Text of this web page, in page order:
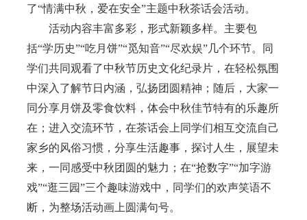
了“情满中秋，爱在安全”主题中秋茶话会活动。
活动内容丰富多彩，形式新颖多样。主要包
括“学历史”“吃月饼”“觅知音”“尽欢娱”几个环节。同
学们共同观看了中秋节历史文化纪录片 ， 在轻松氛围
中深入了解节日内涵，弘扬团圆精神；随后，大家一
同分享月饼及零食饮料，体会中秋佳节特有的乐趣所
在；进入交流环节，在茶话会上同学们相互交流自己
家乡的风俗习惯，分享生活趣事，探讨人生，展望未
来，一同感受中秋团圆的魅力；在“抢数字”“加字游
戏”“逛三园”三个趣味游戏中，同学们的欢声笑语不
断，为整场活动画上圆满句号。